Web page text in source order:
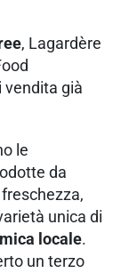
, Lagardère
vendita già
le
da
unica di
locale.
un terzo